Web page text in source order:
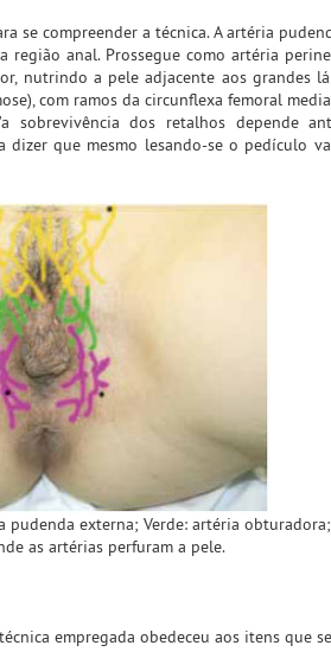
se compreender a técnica. A artéria
anal. Prossegue como artéria
nutrindo a pele adjacente aos grandes
com ramos da circunflexa femoral
sobrevivência dos retalhos depende
que mesmo lesando-se o pedículo
pudenda externa; Verde: artéria
as artérias perfuram a pele.
empregada obedeceu aos itens que